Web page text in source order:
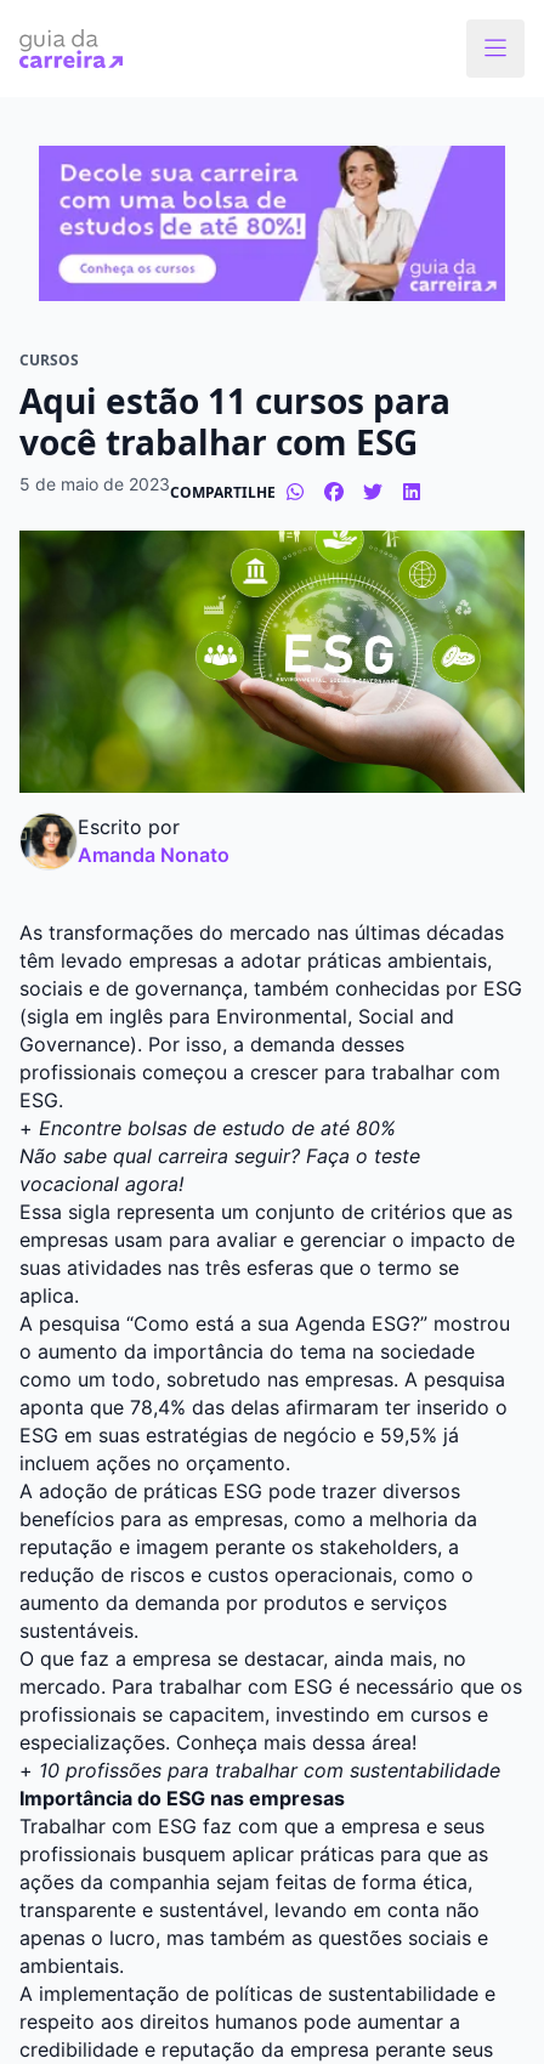
CURSOS
Aqui estão 11 cursos para
você trabalhar com ESG
5 de maio de 2023COMPARTILHE
Escrito por
Amanda Nonato
As transformações do mercado nas últimas décadas
têm levado empresas a adotar práticas ambientais,
sociais e de governança, também conhecidas por ESG
(sigla em inglês para Environmental, Social and
Governance). Por isso, a demanda desses
profissionais começou a crescer para trabalhar com
ESG.
+ Encontre bolsas de estudo de até 80%
Não sabe qual carreira seguir? Faça o teste
vocacional agora!
Essa sigla representa um conjunto de critérios que as
empresas usam para avaliar e gerenciar o impacto de
suas atividades nas três esferas que o termo se
aplica.
A pesquisa “Como está a sua Agenda ESG?” mostrou
o aumento da importância do tema na sociedade
como um todo, sobretudo nas empresas. A pesquisa
aponta que 78,4% das delas afirmaram ter inserido o
ESG em suas estratégias de negócio e 59,5% já
incluem ações no orçamento.
A adoção de práticas ESG pode trazer diversos
benefícios para as empresas, como a melhoria da
reputação e imagem perante os stakeholders, a
redução de riscos e custos operacionais, como o
aumento da demanda por produtos e serviços
sustentáveis.
O que faz a empresa se destacar, ainda mais, no
mercado. Para trabalhar com ESG é necessário que os
profissionais se capacitem, investindo em cursos e
especializações. Conheça mais dessa área!
+ 10 profissões para trabalhar com sustentabilidade
Importância do ESG nas empresas
Trabalhar com ESG faz com que a empresa e seus
profissionais busquem aplicar práticas para que as
ações da companhia sejam feitas de forma ética,
transparente e sustentável, levando em conta não
apenas o lucro, mas também as questões sociais e
ambientais.
A implementação de políticas de sustentabilidade e
respeito aos direitos humanos pode aumentar a
credibilidade e reputação da empresa perante seus
Faça o curso dos sonhos
O que você quer estudar?
Modalidade preferida
Presencial
Tipo de formação
Graduação
Pós